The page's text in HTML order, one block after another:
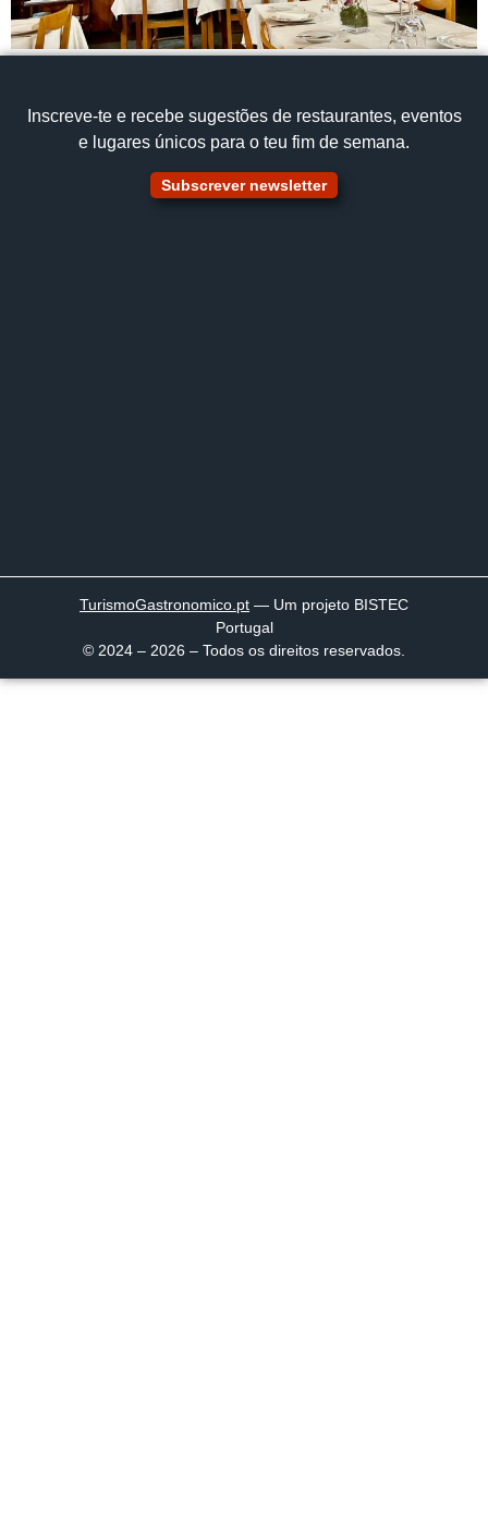
Inscreve‑te e recebe sugestões de restaurantes, eventos
e lugares únicos para o teu fim de semana.
Subscrever newsletter
TurismoGastronomico .pt — Um projeto BISTEC
Portugal
© 2024 – 2026 – Todos os direitos reservados.